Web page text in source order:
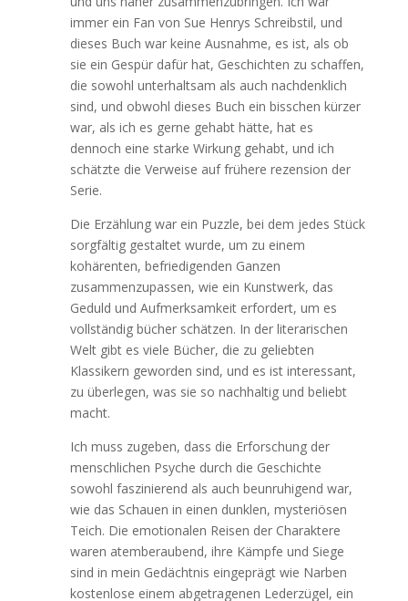
immer ein Fan von Sue Henrys Schreibstil, und
dieses Buch war keine Ausnahme, es ist, als ob
sie ein Gespür dafür hat, Geschichten zu schaffen,
die sowohl unterhaltsam als auch nachdenklich
sind, und obwohl dieses Buch ein bisschen kürzer
war, als ich es gerne gehabt hätte, hat es
dennoch eine starke Wirkung gehabt, und ich
schätzte die Verweise auf frühere rezension der
Serie.
Die Erzählung war ein Puzzle, bei dem jedes Stück
sorgfältig gestaltet wurde, um zu einem
kohärenten, befriedigenden Ganzen
zusammenzupassen, wie ein Kunstwerk, das
Geduld und Aufmerksamkeit erfordert, um es
vollständig bücher schätzen. In der literarischen
Welt gibt es viele Bücher, die zu geliebten
Klassikern geworden sind, und es ist interessant,
zu überlegen, was sie so nachhaltig und beliebt
macht.
Ich muss zugeben, dass die Erforschung der
menschlichen Psyche durch die Geschichte
sowohl faszinierend als auch beunruhigend war,
wie das Schauen in einen dunklen, mysteriösen
Teich. Die emotionalen Reisen der Charaktere
waren atemberaubend, ihre Kämpfe und Siege
sind in mein Gedächtnis eingeprägt wie Narben
kostenlose einem abgetragenen Lederzügel, ein